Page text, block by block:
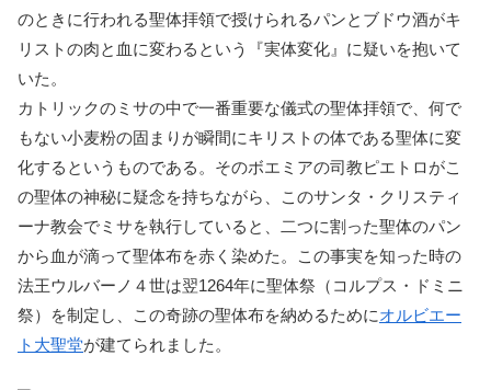
のときに行われる聖体拝領で授けられるパンとブドウ酒がキ
リストの肉と血に変わるという『実体変化』に疑いを抱いて
いた。
カトリックのミサの中で一番重要な儀式の聖体拝領で、何で
もない小麦粉の固まりが瞬間にキリストの体である聖体に変
化するというものである。そのボエミアの司教ピエトロがこ
の聖体の神秘に疑念を持ちながら、このサンタ・クリスティ
ーナ教会でミサを執行していると、二つに割った聖体のパン
から血が滴って聖体布を赤く染めた。この事実を知った時の
法王ウルバーノ４世は翌1264年に聖体祭（コルプス・ドミニ
祭）を制定し、この奇跡の聖体布を納めるためにオルビエー
ト大聖堂が建てられました。